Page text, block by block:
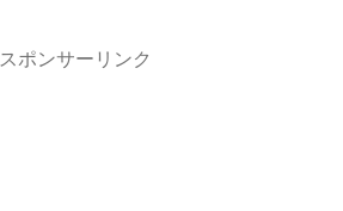
スポンサーリンク